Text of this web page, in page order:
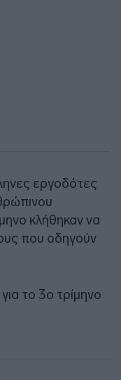
εργοδότες
κλήθηκαν να
που οδηγούν
το 3ο τρίμηνο